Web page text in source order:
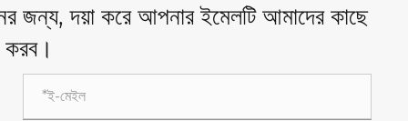
জন্য, দয়া করে আপনার ইমেলটি আমাদের কাছে
করব।